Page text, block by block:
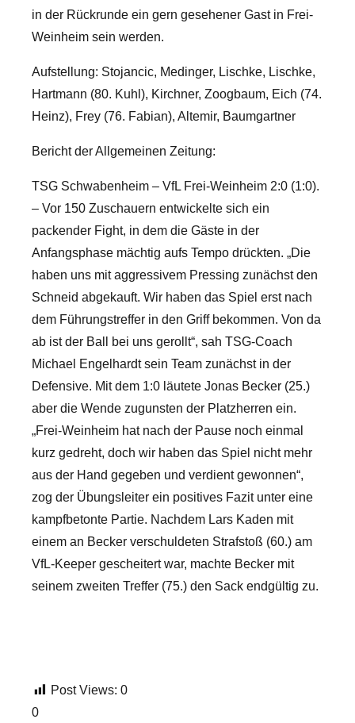
in der Rückrunde ein gern gesehener Gast in Frei-
Weinheim sein werden.
Aufstellung: Stojancic, Medinger, Lischke, Lischke,
Hartmann (80. Kuhl), Kirchner, Zoogbaum, Eich (74.
Heinz), Frey (76. Fabian), Altemir, Baumgartner
Bericht der Allgemeinen Zeitung:
TSG Schwabenheim – VfL Frei-Weinheim 2:0 (1:0).
– Vor 150 Zuschauern entwickelte sich ein
packender Fight, in dem die Gäste in der
Anfangsphase mächtig aufs Tempo drückten. „Die
haben uns mit aggressivem Pressing zunächst den
Schneid abgekauft. Wir haben das Spiel erst nach
dem Führungstreffer in den Griff bekommen. Von da
ab ist der Ball bei uns gerollt“, sah TSG-Coach
Michael Engelhardt sein Team zunächst in der
Defensive. Mit dem 1:0 läutete Jonas Becker (25.)
aber die Wende zugunsten der Platzherren ein.
„Frei-Weinheim hat nach der Pause noch einmal
kurz gedreht, doch wir haben das Spiel nicht mehr
aus der Hand gegeben und verdient gewonnen“,
zog der Übungsleiter ein positives Fazit unter eine
kampfbetonte Partie. Nachdem Lars Kaden mit
einem an Becker verschuldeten Strafstoß (60.) am
VfL-Keeper gescheitert war, machte Becker mit
seinem zweiten Treffer (75.) den Sack endgültig zu.
Post Views: 0
0